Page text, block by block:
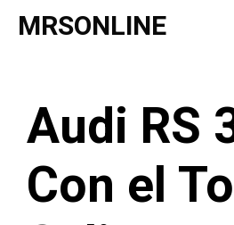
Saltar
MRSONLINE
Audi RS
Con el